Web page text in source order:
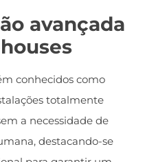
avançada
conhecidos como
totalmente
a necessidade de
destacando-se